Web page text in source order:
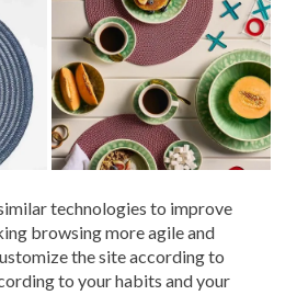
technologies to improve
browsing more agile and
the site according to
to your habits and your
Lugar Americano Le Lis Casa Filipa
LE LIS